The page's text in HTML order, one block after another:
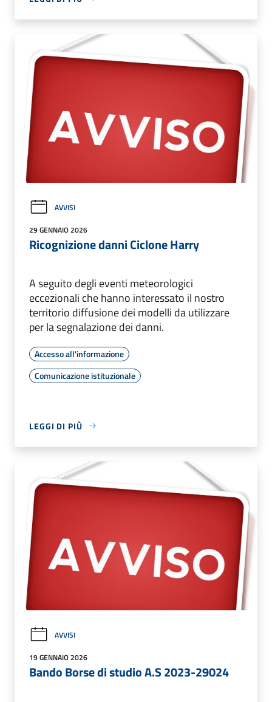
AVVISI
29 GENNAIO 2026
Ricognizione danni Ciclone Harry
A seguito degli eventi meteorologici
eccezionali che hanno interessato il nostro
territorio diffusione dei modelli da utilizzare
per la segnalazione dei danni.
Accesso all'informazione
Comunicazione istituzionale
LEGGI DI PIÙ
AVVISI
19 GENNAIO 2026
Bando Borse di studio A.S 2023-29024